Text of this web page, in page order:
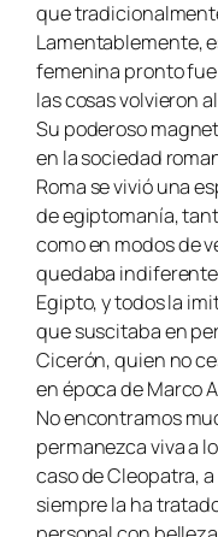
que
Lamentablemente,
femenina pronto
las cosas volvieron
Su poderoso
en la sociedad
Roma se vivió una
de egiptomanía,
como en modos de
quedaba
Egipto, y todos la
que suscitaba en
Cicerón, quien no
en época de Marco
No encontramos
permanezca viva a
caso de Cleopatra,
siempre la ha